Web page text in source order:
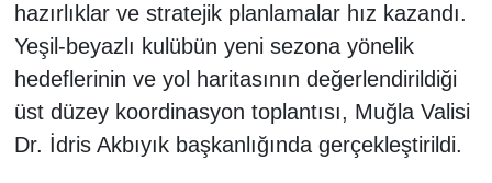
hazırlıklar ve stratejik planlamalar hız kazandı.
Yeşil-beyazlı kulübün yeni sezona yönelik
hedeflerinin ve yol haritasının değerlendirildiği
üst düzey koordinasyon toplantısı, Muğla Valisi
Dr. İdris Akbıyık başkanlığında gerçekleştirildi.